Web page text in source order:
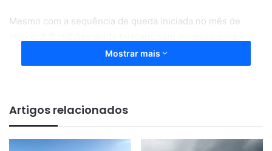
Mesmo com a sequência de queda iniciada no mês de
colocação no mercado de trabalho brasileiro. Com redução
de 3,8% no trimestre, o contingente de desocupados é o
No período entre julho e setembro, a baixa do desemprego
foi motivada pela evolução do número de profissionais
inseridos no mercado de trabalho, que totalizou 99,8
Mostrar mais
Artigos relacionados